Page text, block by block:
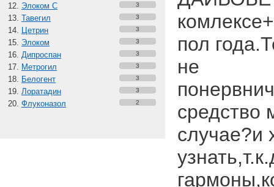
Элоком С 3
Тавегил 3
Цетрин 3
Элоком 3
Дипроспан 3
Метрогил 3
Белогент 3
Лоратадин 3
Флуконазол 2
пол
не
средство
случае?и